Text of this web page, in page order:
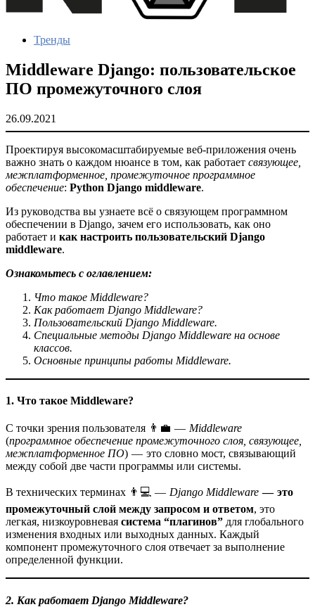
Тренды
Middleware Django: пользовательское
ПО промежуточного слоя
26.09.2021
Проектируя высокомасштабируемые веб-приложения очень
важно знать о каждом нюансе в том, как работает связующее,
межплатформенное, промежуточное программное
обеспечение: Python Django middleware.
Из руководства вы узнаете всё о связующем программном
обеспечении в Django, зачем его использовать, как оно
работает и как настроить пользовательский Django
middleware.
Ознакомьтесь с оглавлением:
Что такое Middleware?
Как работает Django Middleware?
Пользовательский Django Middleware.
Специальные методы Django Middleware на основе
классов.
Основные принципы работы Middleware.
1. Что такое Middleware?
С точки зрения пользователя 👨💼 — Middleware
(программное обеспечение промежуточного слоя, связующее,
межплатформенное ПО) — это словно мост, связывающий
между собой две части программы или системы.
В технических терминах 👨💻 — Django Middleware — это
промежуточный слой между запросом и ответом, это
легкая, низкоуровневая система “плагинов” для глобального
изменения входных или выходных данных. Каждый
компонент промежуточного слоя отвечает за выполнение
определенной функции.
2. Как работает Django Middleware?